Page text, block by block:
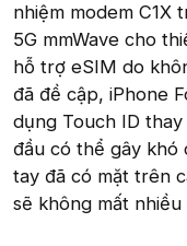
nhiệm modem C1X
5G mmWave cho
hỗ trợ eSIM do
đã đề cập, iPhone
dụng Touch ID
đầu có thể gây khó
tay đã có mặt trên
sẽ không mất